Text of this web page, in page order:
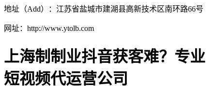
地址（Add）：江苏省盐城市建湖县高新技术区南环路66号
网址：http://www.ytolb.com
上海制制业抖音获客难？专业
短视频代运营公司